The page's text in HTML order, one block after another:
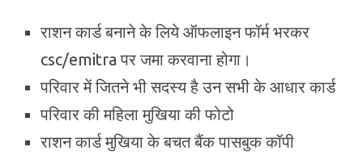
राशन कार्ड बनाने के लिये ऑफलाइन फॉर्म भरकर
csc/emitra पर जमा करवाना होगा।
परिवार में जितने भी सदस्य है उन सभी के आधार कार्ड
परिवार की महिला मुखिया की फोटो
राशन कार्ड मुखिया के बचत बैंक पासबुक कॉपी